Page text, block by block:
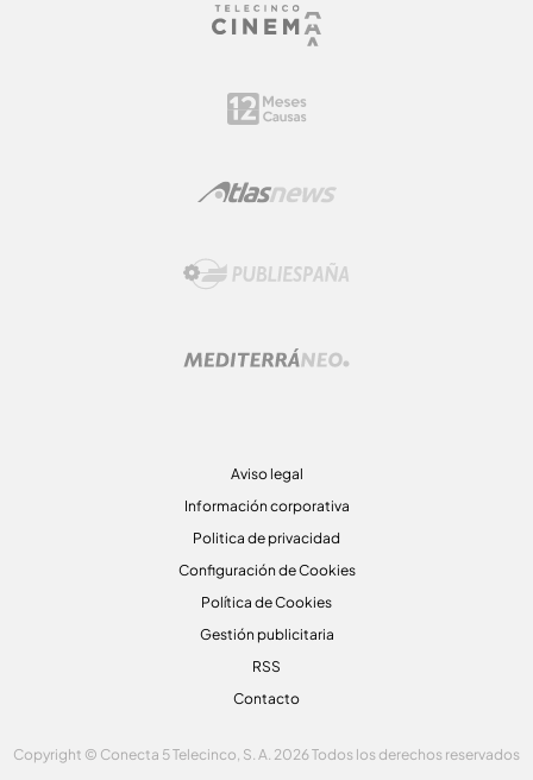
Aviso legal
Información corporativa
Politica de privacidad
Configuración de Cookies
Política de Cookies
Gestión publicitaria
RSS
Contacto
Copyright © Conecta 5 Telecinco, S. A. 2026 Todos los derechos reservados